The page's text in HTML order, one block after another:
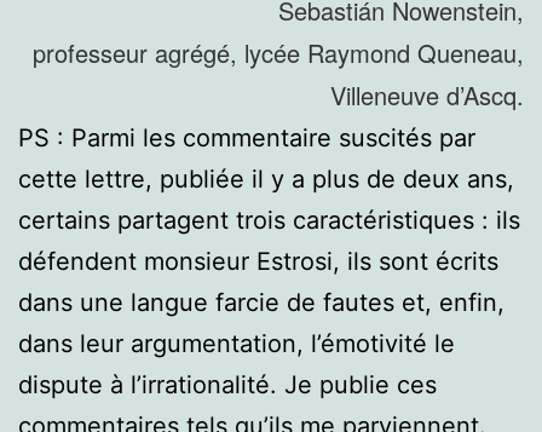
Sebastián Nowenstein,
professeur agrégé, lycée Raymond Queneau,
Villeneuve d’Ascq.
PS : Parmi les commentaire suscités par
cette lettre, publiée il y a plus de deux ans,
certains partagent trois caractéristiques : ils
défendent monsieur Estrosi, ils sont écrits
dans une langue farcie de fautes et, enfin,
dans leur argumentation, l’émotivité le
dispute à l’irrationalité. Je publie ces
commentaires tels qu’ils me parviennent.